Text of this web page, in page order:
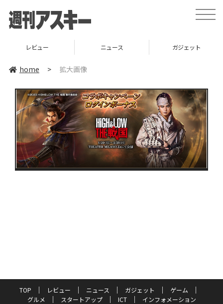
toggle
レビュー ニュース ガジェット
home > 拡大画像
TOP レビュー ニュース ガジェット
ゲーム
グルメ
スタートアップ ICT
インフォメーション